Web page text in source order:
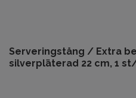
Serveringstång / Extra
silverpläterad 22 cm, 1 st/